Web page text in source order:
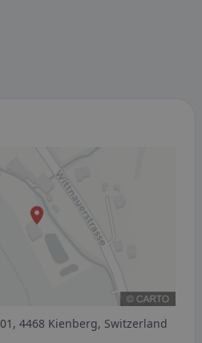
4468 Kienberg, Switzerland